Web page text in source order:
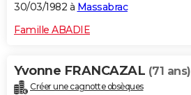
30/03/1982 à Massabrac
Famille ABADIE
Yvonne FRANCAZAL (71 ans)
Créer une cagnotte obsèques